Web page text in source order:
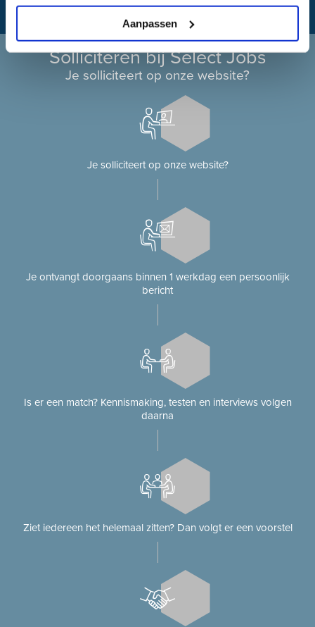
Aanpassen
Solliciteren bij Select Jobs
Je solliciteert op onze website?
Je solliciteert op onze website?
Je ontvangt doorgaans binnen 1 werkdag een persoonlijk
bericht
Is er een match? Kennismaking, testen en interviews volgen
daarna
Ziet iedereen het helemaal zitten? Dan volgt er een voorstel